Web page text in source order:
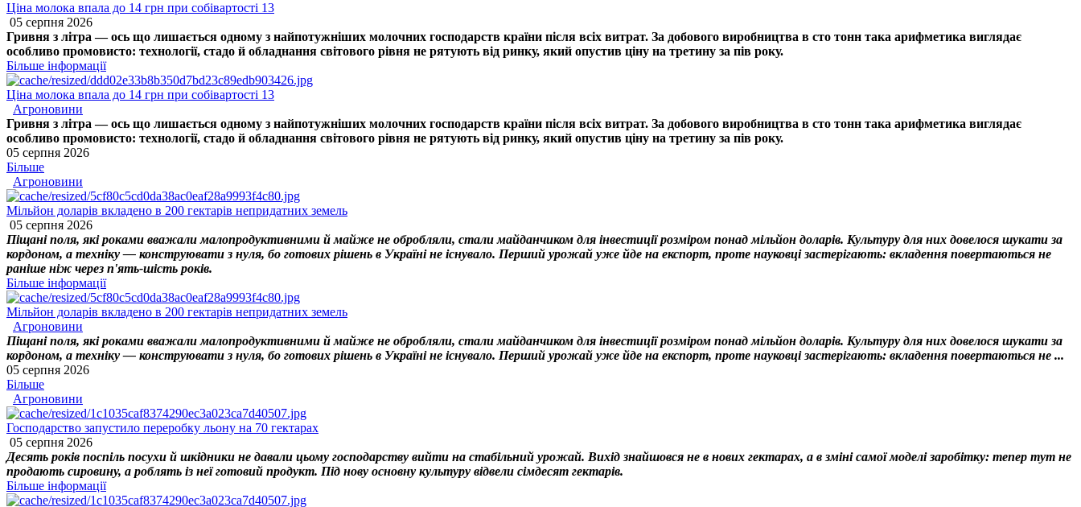
Ціна молока впала до 14 грн при собівартості 13
05 серпня 2026
Гривня з літра — ось що лишається одному з найпотужніших молочних господарств країни після всіх витрат. За добового виробництва в сто тонн така арифметика виглядає
особливо промовисто: технології, стадо й обладнання світового рівня не рятують від ринку, який опустив ціну на третину за пів року.
Більше інформації
Ціна молока впала до 14 грн при собівартості 13
Агроновини
Гривня з літра — ось що лишається одному з найпотужніших молочних господарств країни після всіх витрат. За добового виробництва в сто тонн така арифметика виглядає
особливо промовисто: технології, стадо й обладнання світового рівня не рятують від ринку, який опустив ціну на третину за пів року.
05 серпня 2026
Більше
Агроновини
Мільйон доларів вкладено в 200 гектарів непридатних земель
05 серпня 2026
Піщані поля, які роками вважали малопродуктивними й майже не обробляли, стали майданчиком для інвестиції розміром понад мільйон доларів. Культуру для них довелося шукати за
кордоном, а техніку — конструювати з нуля, бо готових рішень в Україні не існувало. Перший урожай уже йде на експорт, проте науковці застерігають: вкладення повертаються не
раніше ніж через п'ять-шість років.
Більше інформації
Мільйон доларів вкладено в 200 гектарів непридатних земель
Агроновини
Піщані поля, які роками вважали малопродуктивними й майже не обробляли, стали майданчиком для інвестиції розміром понад мільйон доларів. Культуру для них довелося шукати за
кордоном, а техніку — конструювати з нуля, бо готових рішень в Україні не існувало. Перший урожай уже йде на експорт, проте науковці застерігають: вкладення повертаються не ...
05 серпня 2026
Більше
Агроновини
Господарство запустило переробку льону на 70 гектарах
05 серпня 2026
Десять років поспіль посухи й шкідники не давали цьому господарству вийти на стабільний урожай. Вихід знайшовся не в нових гектарах, а в зміні самої моделі заробітку: тепер тут не
продають сировину, а роблять із неї готовий продукт. Під нову основну культуру відвели сімдесят гектарів.
Більше інформації